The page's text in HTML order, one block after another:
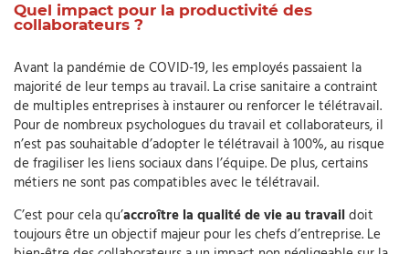
Quel impact pour la productivité des
collaborateurs ?
Avant la pandémie de COVID-19, les employés passaient la
majorité de leur temps au travail. La crise sanitaire a contraint
de multiples entreprises à instaurer ou renforcer le télétravail.
Pour de nombreux psychologues du travail et collaborateurs, il
n’est pas souhaitable d’adopter le télétravail à 100%, au risque
de fragiliser les liens sociaux dans l’équipe. De plus, certains
métiers ne sont pas compatibles avec le télétravail.
C’est pour cela qu’accroître la qualité de vie au travaildoit
toujours être un objectif majeur pour les chefs d’entreprise. Le